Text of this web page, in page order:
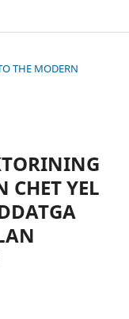
THE MODERN
YEL